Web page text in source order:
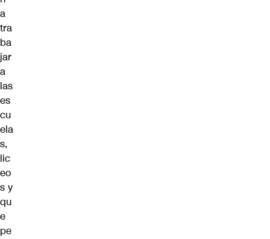
a
tra
ba
jar
a
las
es
cu
ela
s,
lic
eo
s y
qu
e
pe